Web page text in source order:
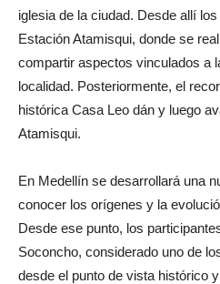
iglesia de la ciudad. Desde allí
Estación Atamisqui, donde se
compartir aspectos vinculados a
localidad. Posteriormente, el
histórica Casa Leo dán y luego
Atamisqui.
En Medellín se desarrollará una
conocer los orígenes y la
Desde ese punto, los
Soconcho, considerado uno de
desde el punto de vista histórico